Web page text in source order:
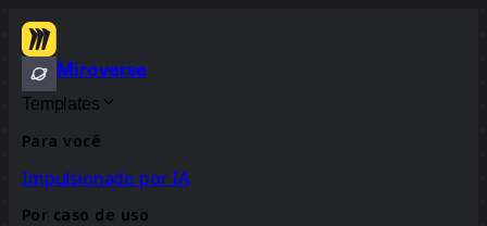
Miroverse
Templates
Para você
Impulsionado por IA
Por caso de uso